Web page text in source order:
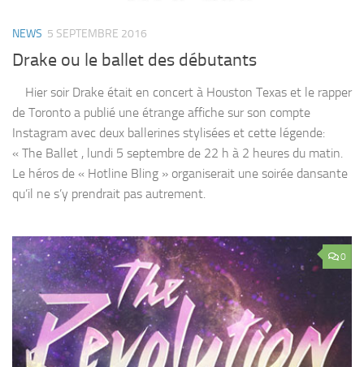
NEWS 5 SEPTEMBRE 2016
Drake ou le ballet des débutants
Hier soir Drake était en concert à Houston Texas et le rapper
de Toronto a publié une étrange affiche sur son compte
Instagram avec deux ballerines stylisées et cette légende:
« The Ballet , lundi 5 septembre de 22 h à 2 heures du matin.
Le héros de « Hotline Bling » organiserait une soirée dansante
qu’il ne s’y prendrait pas autrement.
0